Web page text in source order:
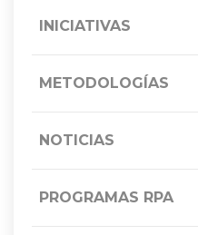
INICIATIVAS
METODOLOGÍAS
NOTICIAS
PROGRAMAS RPA